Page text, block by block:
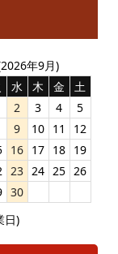
年9月)
水 木 金
土
2 3 4
5
9 10 11
12
16 17 18 19
23 24 25 26
30
日)